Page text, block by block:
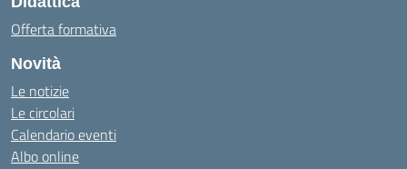
Offerta formativa
Novità
Le notizie
Le circolari
Calendario eventi
Albo online